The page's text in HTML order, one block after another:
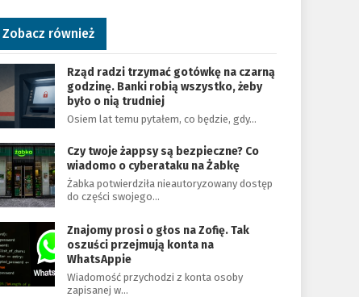
Zobacz również
Rząd radzi trzymać gotówkę na czarną
godzinę. Banki robią wszystko, żeby
było o nią trudniej
Osiem lat temu pytałem, co będzie, gdy…
Czy twoje żappsy są bezpieczne? Co
wiadomo o cyberataku na Żabkę
Żabka potwierdziła nieautoryzowany dostęp
do części swojego…
Znajomy prosi o głos na Zofię. Tak
oszuści przejmują konta na
WhatsAppie
Wiadomość przychodzi z konta osoby
zapisanej w…